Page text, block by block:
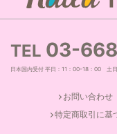
TEL 03-
日本国内受付 平日：11：00-18：00 土
お問い合わせ
特定商取引に基